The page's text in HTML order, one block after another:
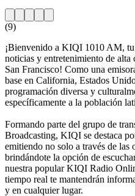
(9)
¡Bienvenido a KIQI 1010 AM,
noticias y entretenimiento de
San Francisco! Como una
base en California, Estados
programación diversa y
específicamente a la población
Formando parte del grupo de
Broadcasting, KIQI se destaca
emitiendo no solo a través de las
brindándote la opción de
nuestra popular KIQI Radio
tiempo real te mantendrán
y en cualquier lugar.